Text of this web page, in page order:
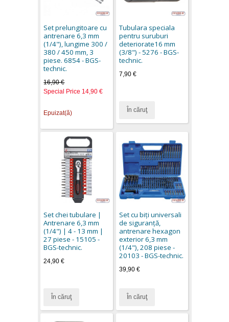
Set prelungitoare cu
antrenare 6,3 mm
(1/4"), lungime 300 /
380 / 450 mm, 3
piese. 6854 - BGS-
technic.
16,90 €
Special Price 14,90 €
Epuizat(ă)
Tubulara speciala
pentru suruburi
deteriorate16 mm
(3/8") - 5276 - BGS-
technic.
7,90 €
În căruţ
Set chei tubulare |
Antrenare 6,3 mm
(1/4") | 4 - 13 mm |
27 piese - 15105 -
BGS-technic.
24,90 €
În căruţ
Set cu biţi universali
de siguranţă,
antrenare hexagon
exterior 6,3 mm
(1/4"), 208 piese -
20103 - BGS-technic.
39,90 €
În căruţ